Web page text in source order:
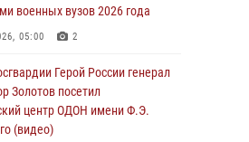
12:00
и ветераны военной
почтили память Николая
12:00
военных вузов 2026 года
05:00 2
Герой России генерал
Золотов посетил
центр ОДОН имени Ф.Э.
(видео)